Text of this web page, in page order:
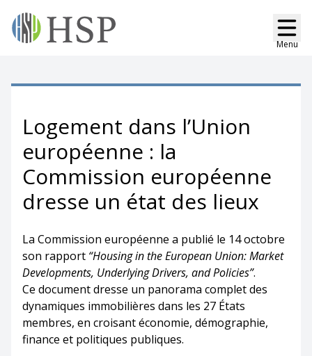
Menu
Logement dans l’Union
européenne : la
Commission européenne
dresse un état des lieux
La Commission européenne a publié le 14 octobre
son rapport “Housing in the European Union: Market
Developments, Underlying Drivers, and Policies”.
Ce document dresse un panorama complet des
dynamiques immobilières dans les 27 États
membres, en croisant économie, démographie,
finance et politiques publiques.